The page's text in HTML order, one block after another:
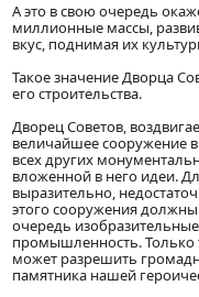
А это в свою очередь
миллионные массы,
вкус, поднимая их
Такое значение Дворца
его строительства.
Дворец Советов,
величайшее сооружение
всех других
вложенной в него идеи.
выразительно,
этого сооружения должны
очередь
промышленность. Только
может разрешить
памятника нашей